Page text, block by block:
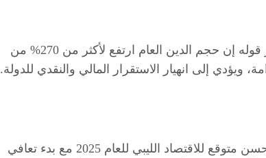
فيما أظهرت تصريحات قديمة للمحافظ السابق الصديق الكبير قوله إن حجم الدين العام ارتفع لأكثر من 270% من
ويؤدي إلى انهيار الاستقرار المالي والنقدي للدولة.
وخلال البحث بموقع صندوق النقد الدولي، تٌشير البيانات إلى تحسن متوقع للاقتصاد الليبي للعام 2025 مع بدء تعافي